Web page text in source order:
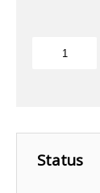
timers
&
vrag.
antal
Status